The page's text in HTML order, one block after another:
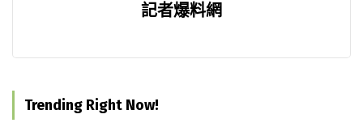
記者爆料網
Trending Right Now!